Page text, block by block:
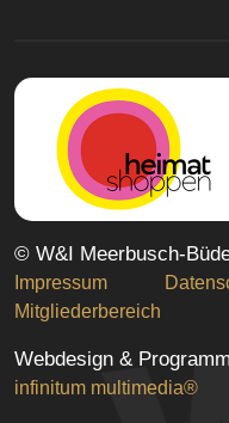
© W&I Meerbusch-
Impressum
Mitgliederbereich
Webdesign &
infinitum multimedia®